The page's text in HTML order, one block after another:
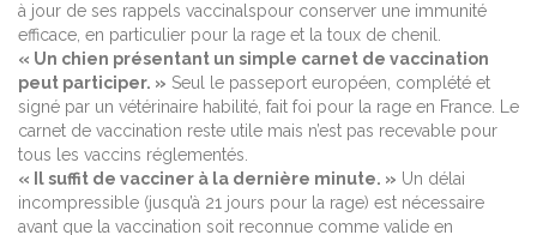
à jour de ses rappels vaccinalspour conserver une immunité
efficace, en particulier pour la rage et la toux de chenil.
« Un chien présentant un simple carnet de vaccination
peut participer. » Seul le passeport européen, complété et
signé par un vétérinaire habilité, fait foi pour la rage en France. Le
carnet de vaccination reste utile mais n’est pas recevable pour
tous les vaccins réglementés.
« Il suffit de vacciner à la dernière minute. » Un délai
incompressible (jusqu’à 21 jours pour la rage) est nécessaire
avant que la vaccination soit reconnue comme valide en